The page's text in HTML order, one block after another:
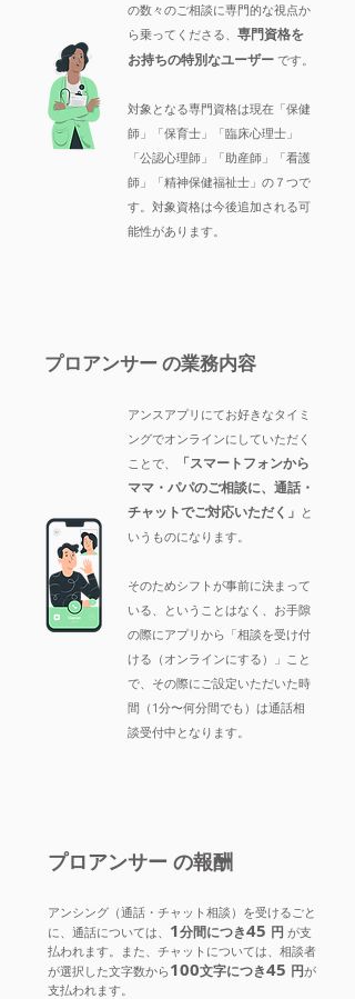
の数々のご相談に専門的な視点か
ら乗ってくださる、 専門資格を
お持ちの特別なユーザー です。
対象となる専門資格は現在「保健
師」「保育士」「臨床心理士」
「公認心理師」「助産師」「看護
師」「精神保健福祉士」の７つで
す。対象資格は今後追加される可
能性があります。
​プロアンサー の業務内容
アンスアプリにてお好きなタイミ
ングでオンラインにしていただく
ことで、
「スマートフォンから
ママ ・パパのご相談に、 通話・
チャットでご対応いただく」 と
いうものになります。
そのためシフトが事前に決まって
いる、ということはなく、お手隙
の際にアプリから「相談を受け付
ける（オンラインにする）」こと
で、その際にご設定いただいた時
間（1分〜何分間でも）は通話相
談受付中となります。
プロアンサー の報酬
​アンシング（通話・チャット相談）を受けるごと
に、通話については、 1分間につき45 円 が支
払われます。また、チャットについては、相談者
が選択した文字数から100文字につき45 円が
支払われます。